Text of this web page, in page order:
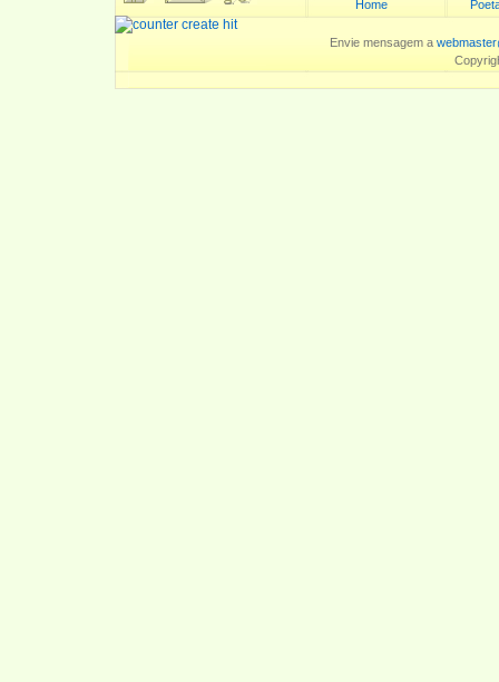
Home
Envie mensagem a